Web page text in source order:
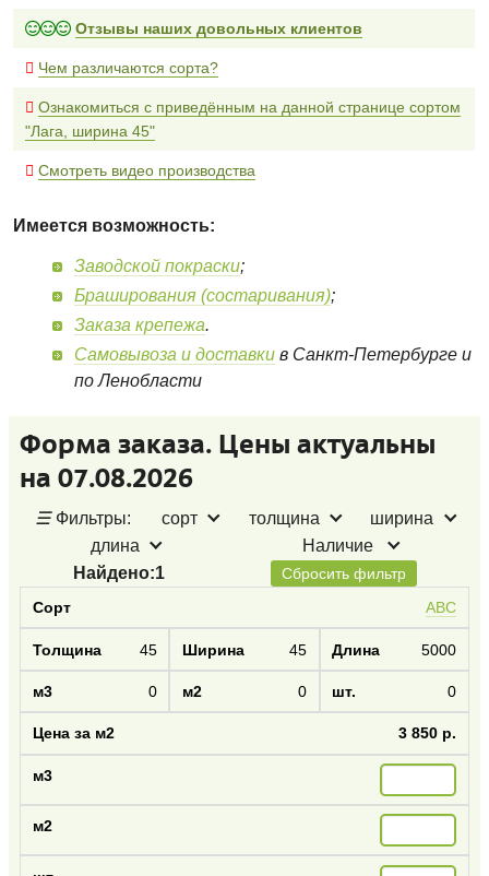
Отзывы наших довольных клиентов
Чем различаются сорта?
Ознакомиться с приведённым на данной странице сортом
"Лага, ширина 45"
Смотреть видео производства
Имеется возможность:
Заводской покраски;
Браширования (состаривания);
Заказа крепежа.
Самовывоза и доставки в Санкт-Петербурге и
по Ленобласти
Форма заказа. Цены актуальны
на 07.08.2026
☰ Фильтры: сорт толщина
ширина
длина
Наличие
Найдено:1
Сбросить фильтр
АВС
45 45 5000
0 0 0
3 850 р.